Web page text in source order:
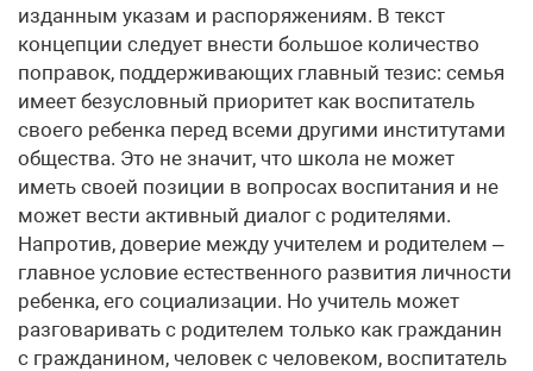
изданным указам и распоряжениям. В текст
концепции следует внести большое количество
поправок, поддерживающих главный тезис: семья
имеет безусловный приоритет как воспитатель
своего ребенка перед всеми другими институтами
общества. Это не значит, что школа не может
иметь своей позиции в вопросах воспитания и не
может вести активный диалог с родителями.
Напротив, доверие между учителем и родителем –
главное условие естественного развития личности
ребенка, его социализации. Но учитель может
разговаривать с родителем только как гражданин
с гражданином, человек с человеком, воспитатель